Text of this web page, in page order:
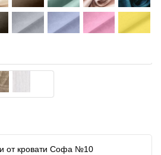
от кровати Софа №10